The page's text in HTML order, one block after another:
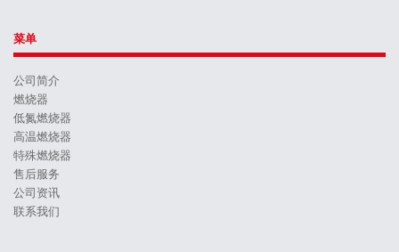
菜单
公司简介
燃烧器
低氮燃烧器
高温燃烧器
特殊燃烧器
售后服务
公司资讯
联系我们